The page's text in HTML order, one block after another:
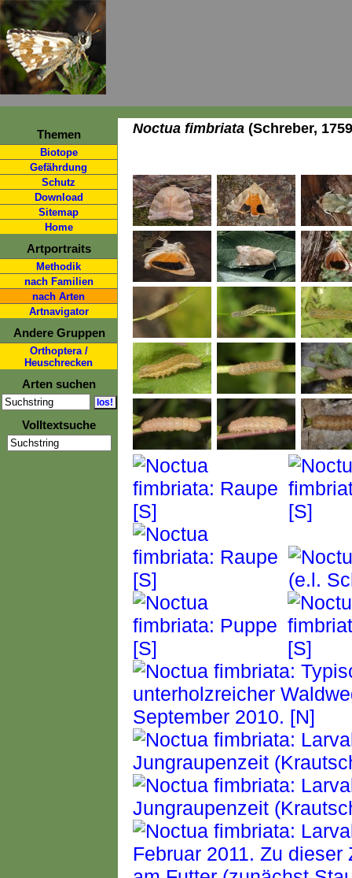
Themen
Biotope
Gefährdung
Schutz
Download
Sitemap
Home
Artportraits
Methodik
nach Familien
nach Arten
Artnavigator
Andere Gruppen
Orthoptera /
Heuschrecken
Arten suchen
Volltextsuche
Noctua fimbriata (Schreber,